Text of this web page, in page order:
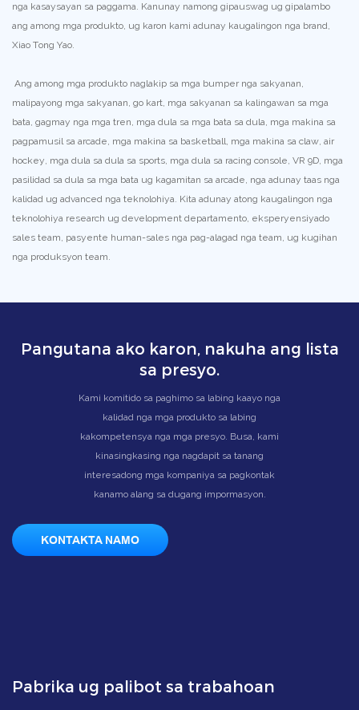
nga kasaysayan sa paggama. Kanunay namong gipauswag ug gipalambo
ang among mga produkto, ug karon kami adunay kaugalingon nga brand,
Xiao Tong Yao.
Ang among mga produkto naglakip sa mga bumper nga sakyanan,
malipayong mga sakyanan, go kart, mga sakyanan sa kalingawan sa mga
bata, gagmay nga mga tren, mga dula sa mga bata sa dula, mga makina sa
pagpamusil sa arcade, mga makina sa basketball, mga makina sa claw, air
hockey, mga dula sa dula sa sports, mga dula sa racing console, VR 9D, mga
pasilidad sa dula sa mga bata ug kagamitan sa arcade, nga adunay taas nga
kalidad ug advanced nga teknolohiya. Kita adunay atong kaugalingon nga
teknolohiya research ug development departamento, eksperyensiyado
sales team, pasyente human-sales nga pag-alagad nga team, ug kugihan
nga produksyon team.
Pangutana ako karon, nakuha ang lista
sa presyo.
Kami komitido sa paghimo sa labing kaayo nga
kalidad nga mga produkto sa labing
kakompetensya nga mga presyo. Busa, kami
kinasingkasing nga nagdapit sa tanang
interesadong mga kompaniya sa pagkontak
kanamo alang sa dugang impormasyon.
KONTAKTA NAMO
Pabrika ug palibot sa trabahoan